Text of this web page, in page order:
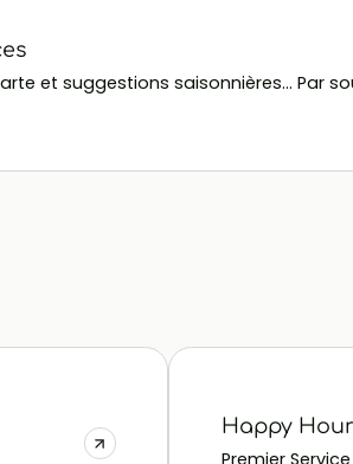
et suggestions saisonnières... Par
Happy Hour